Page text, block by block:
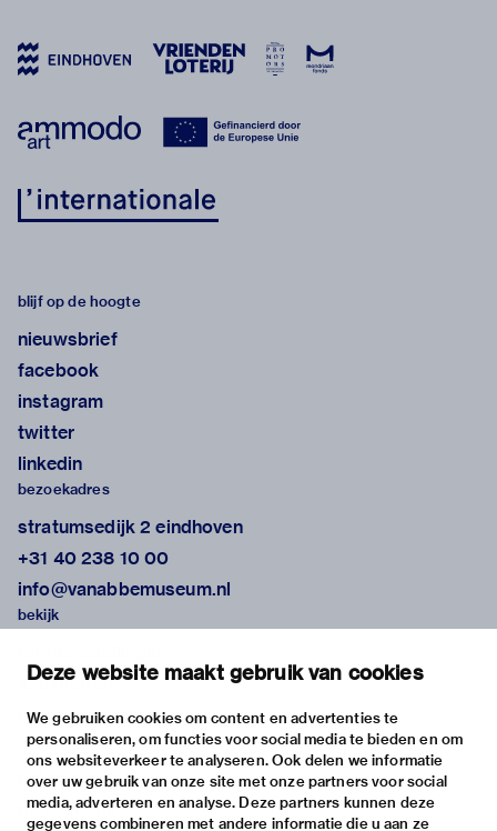
Deze website maakt gebruik van cookies
We gebruiken cookies om content en advertenties te
personaliseren, om functies voor social media te bieden en om
ons websiteverkeer te analyseren. Ook delen we informatie
over uw gebruik van onze site met onze partners voor social
media, adverteren en analyse. Deze partners kunnen deze
gegevens combineren met andere informatie die u aan ze
blijf op de hoogte
nieuwsbrief
facebook
instagram
twitter
linkedin
bezoekadres
stratumsedijk 2 eindhoven
+31 40 238 10 00
info@vanabbemuseum.nl
bekijk
activiteiten
praktische informatie
over
het museum
de collectie